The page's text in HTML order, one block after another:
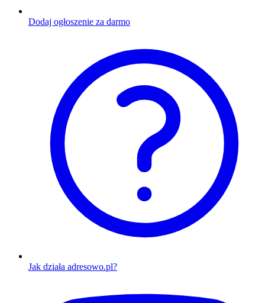
Dodaj ogłoszenie za darmo
Jak działa adresowo.pl?